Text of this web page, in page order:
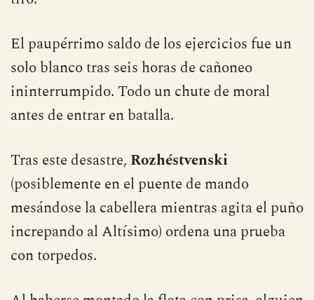
El paupérrimo saldo de los ejercicios fue un
solo blanco tras seis horas de cañoneo
ininterrumpido. Todo un chute de moral
antes de entrar en batalla.
Tras este desastre,Rozhéstvenski
(posiblemente en el puente de mando
mesándose la cabellera mientras agita el puño
increpando al Altísimo) ordena una prueba
con torpedos.